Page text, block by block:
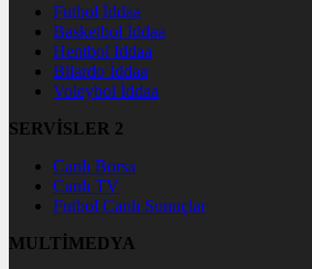
Futbol İddaa
Basketbol İddaa
Hentbol İddaa
Bilardo İddaa
Voleybol İddaa
SERVİSLER 2
Canlı Borsa
Canlı TV
Futbol Canlı Sonuçlar
MULTİMEDYA